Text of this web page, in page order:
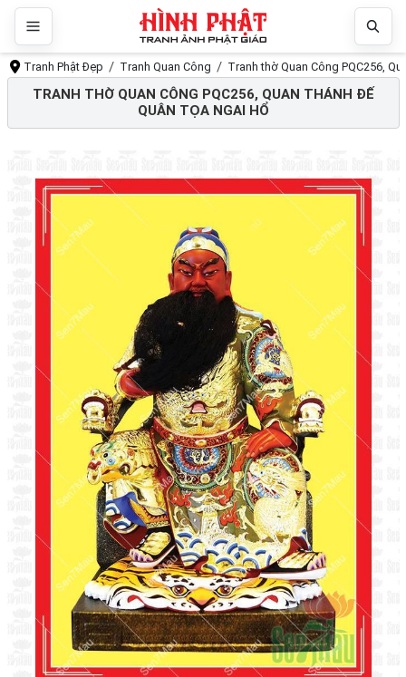
Tranh Phật Đẹp Tranh Quan Công Tranh thờ Quan Công PQC256,
TRANH THỜ QUAN CÔNG PQC256, QUAN THÁNH ĐẾ
QUÂN TỌA NGAI HỔ